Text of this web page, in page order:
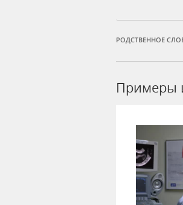
РОДСТВЕННОЕ
Примеры